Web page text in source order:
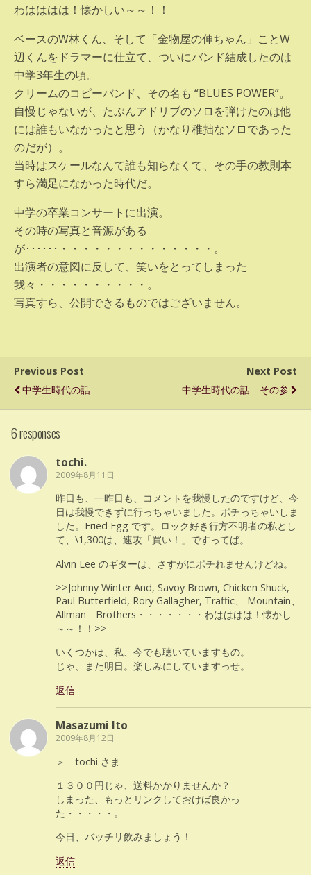
わはははは！懐かしい～～！！
ベースのW林くん、そして「金物屋の伸ちゃん」ことW
辺くんをドラマーに仕立て、ついにバンド結成したのは
中学3年生の頃。
クリームのコピーバンド、その名も “BLUES POWER”。
自慢じゃないが、たぶんアドリブのソロを弾けたのは他
には誰もいなかったと思う（かなり稚拙なソロであった
のだが）。
当時はスケールなんて誰も知らなくて、その手の教則本
すら満足になかった時代だ。
中学の卒業コンサートに出演。
その時の写真と音源がある
が･･････・・・・・・・・・・・・・・。
出演者の意図に反して、笑いをとってしまった
我々・・・・・・・・・・。
写真すら、公開できるものではございません。
Previous Post
中学生時代の話
Next Post
中学生時代の話 その参
6 responses
tochi.
2009年8月11日
昨日も、一昨日も、コメントを我慢したのですけど、今
日は我慢できずに行っちゃいました。ポチっちゃいしま
した。Fried Egg です。ロック好き行方不明者の私とし
て、\1,300は、速攻「買い！」ですってば。
Alvin Lee のギターは、さすがにポチれませんけどね。
>>Johnny Winter And, Savoy Brown, Chicken Shuck,
Paul Butterfield, Rory Gallagher, Traffic、 Mountain、
Allman Brothers・・・・・・・わはははは！懐かし
～～！！>>
いくつかは、私、今でも聴いていますもの。
じゃ、また明日。楽しみにしていますっせ。
返信
Masazumi Ito
2009年8月12日
＞ tochi さま
１３００円じゃ、送料かかりませんか？
しまった、もっとリンクしておけば良かっ
た・・・・・。
今日、バッチリ飲みましょう！
返信